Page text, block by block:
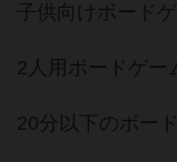
子供向けボード
2人用ボードゲー
20分以下のボー